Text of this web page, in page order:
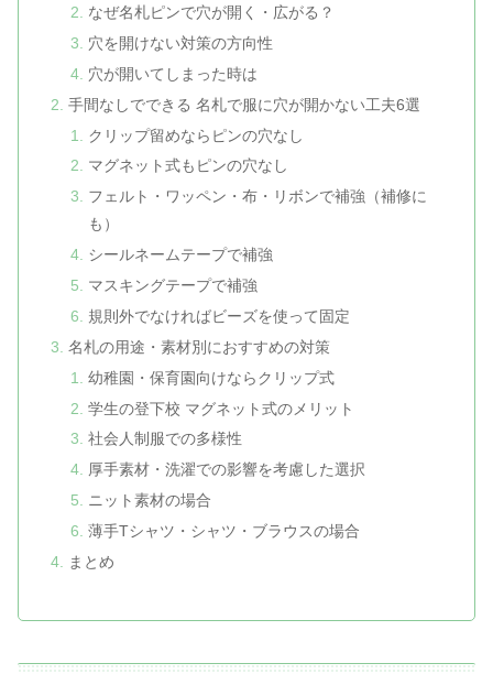
なぜ名札ピンで穴が開く・広がる？
穴を開けない対策の方向性
穴が開いてしまった時は
手間なしでできる 名札で服に穴が開かない工夫6選
クリップ留めならピンの穴なし
マグネット式もピンの穴なし
フェルト・ワッペン・布・リボンで補強（補修に
も）
シールネームテープで補強
マスキングテープで補強
規則外でなければビーズを使って固定
名札の用途・素材別におすすめの対策
幼稚園・保育園向けならクリップ式
学生の登下校 マグネット式のメリット
社会人制服での多様性
厚手素材・洗濯での影響を考慮した選択
ニット素材の場合
薄手Tシャツ・シャツ・ブラウスの場合
まとめ